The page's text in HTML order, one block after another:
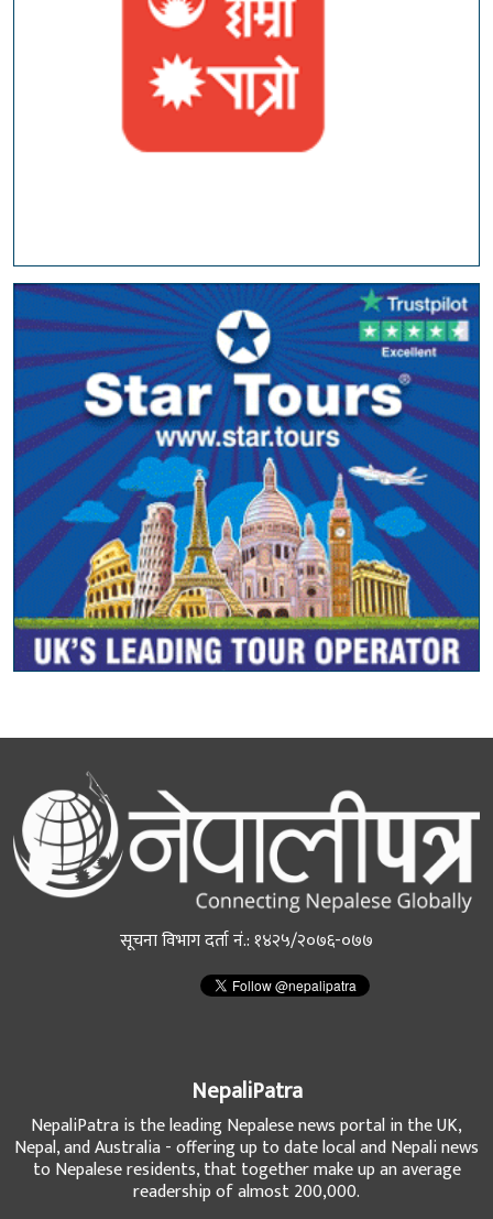
सूचना विभाग दर्ता नं.: १४२५/२०७६-०७७
NepaliPatra
NepaliPatra is the leading Nepalese news portal in the UK,
Nepal, and Australia - offering up to date local and Nepali news
to Nepalese residents, that together make up an average
readership of almost 200,000.